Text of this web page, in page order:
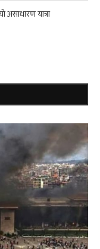
असाधारण यात्रा